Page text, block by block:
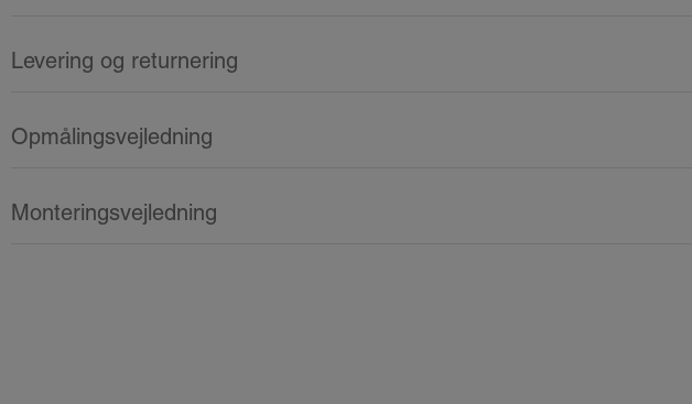
Levering og returnering
Opmålingsvejledning
Monteringsvejledning